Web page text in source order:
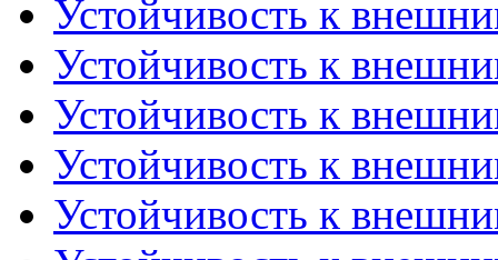
Устойчивость к
Устойчивость к
Устойчивость к
Устойчивость к
Устойчивость к